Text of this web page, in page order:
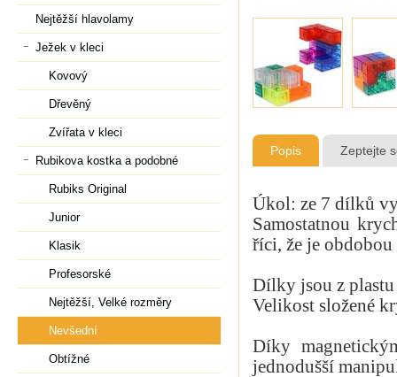
Popis Zeptejte
Úkol: ze 7 dílků
Samostatnou
říci, že je
Dílky jsou z plastu
Velikost složené
Díky
jednodušší
Nejtěžší hlavolamy
Ježek v kleci
Kovový
Dřevěný
Zvířata v kleci
Rubikova kostka a podobné
Rubiks Original
Junior
Klasik
Profesorské
Nejtěžší, Velké rozměry
Nevšední
Obtížné